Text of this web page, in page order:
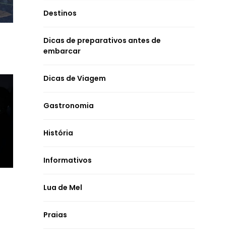
ATRAÇÕES E PONTOS TURÍSTICOS
Destinos
Dicas de preparativos antes de
embarcar
Dicas de Viagem
Gastronomia
História
Informativos
Lua de Mel
Praias